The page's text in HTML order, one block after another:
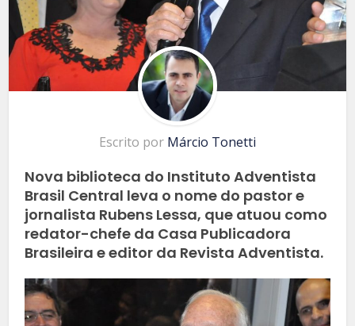
Escrito por Márcio Tonetti
Nova biblioteca do Instituto Adventista
Brasil Central leva o nome do pastor e
jornalista Rubens Lessa, que atuou como
redator-chefe da Casa Publicadora
Brasileira e editor da Revista Adventista.